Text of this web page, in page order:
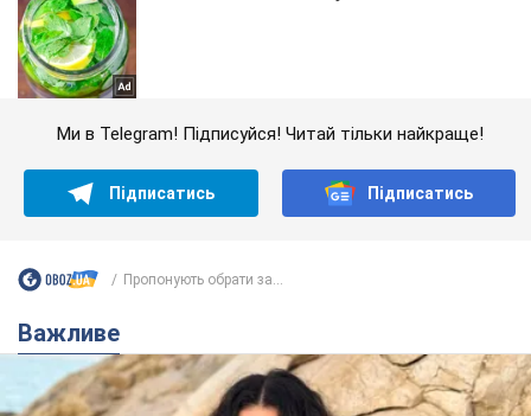
Ми в Telegram! Підписуйся! Читай тільки найкраще!
Підписатись Підписатись
Пропонують обрати за...
Важливе